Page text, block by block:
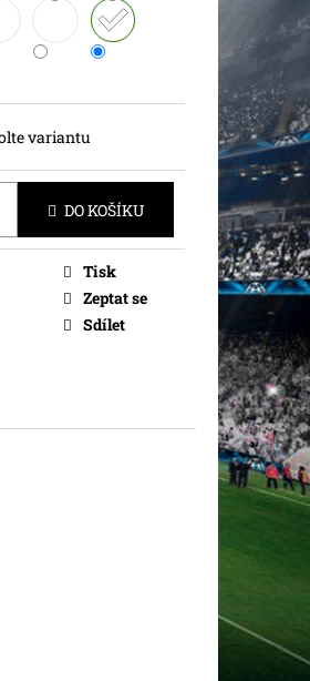
variantu
DO KOŠÍKU
Tisk
Zeptat se
Sdílet